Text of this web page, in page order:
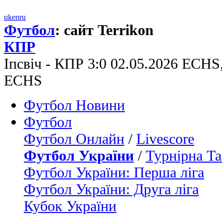
ukenru
Футбол: сайт Terrikon
КПР
Іпсвіч - КПР 3:0 02.05.2026
ECHS
Футбол Новини
Футбол
Футбол Онлайн / Livescore
Футбол України / Турнірна
Футбол України: Перша ліга
Футбол України: Друга ліга
Кубок України